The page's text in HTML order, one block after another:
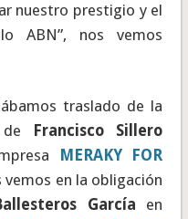
nuestro prestigio y el
ABN”, nos vemos
traslado de la
de
Francisco Sillero
MERAKY FOR
vemos en la obligación
García en